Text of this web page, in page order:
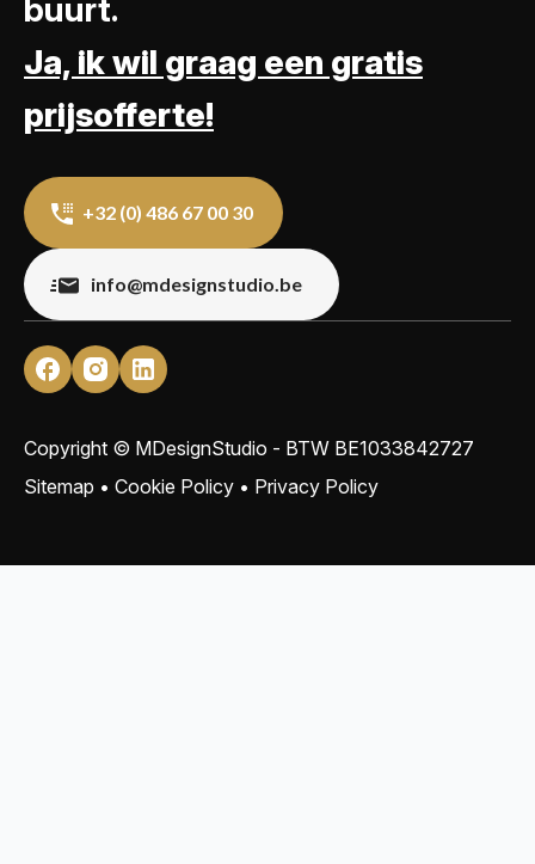
buurt.
Ja, ik wil graag een gratis
prijsofferte!
+32 (0) 486 67 00 30
info@mdesignstudio.be
Copyright © MDesignStudio - BTW BE1033842727
Sitemap • Cookie Policy • Privacy Policy